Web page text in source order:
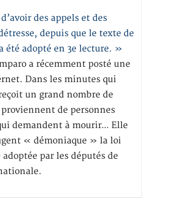
des appels et des
depuis que le texte de
été adopté en 3e lecture. »
a récemment posté une
Dans les minutes qui
un grand nombre de
proviennent de personnes
demandent à mourir… Elle
« démoniaque » la loi
par les députés de